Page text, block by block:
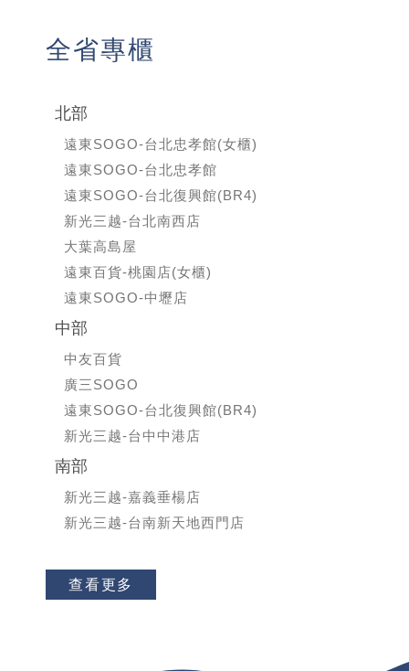
全省專櫃
北部
遠東SOGO-台北忠孝館(女櫃)
遠東SOGO-台北忠孝館
遠東SOGO-台北復興館(BR4)
新光三越-台北南西店
大葉高島屋
遠東百貨-桃園店(女櫃)
遠東SOGO-中壢店
中部
中友百貨
廣三SOGO
遠東SOGO-台北復興館(BR4)
新光三越-台中中港店
南部
新光三越-嘉義垂楊店
新光三越-台南新天地西門店
查看更多